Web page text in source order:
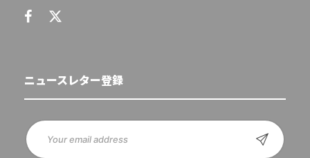
ニュースレター登録